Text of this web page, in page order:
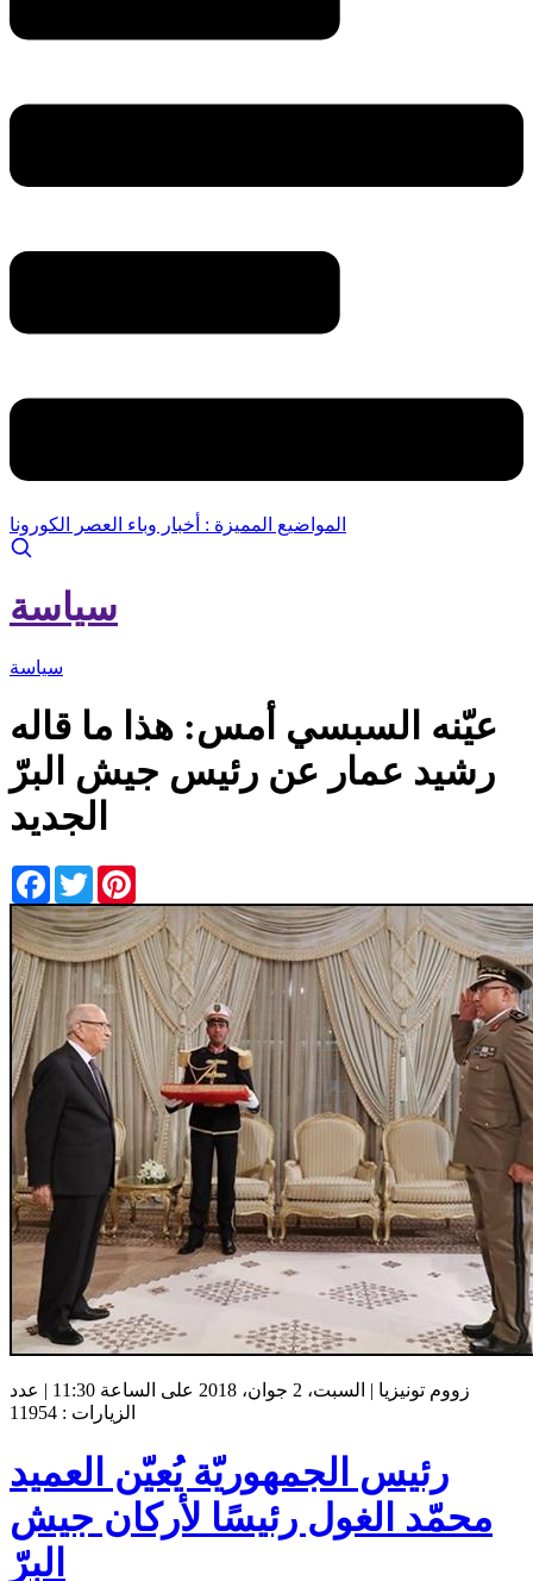
المواضيع المميزة : أخبار وباء العصر الكورونا
سياسة
سياسة
عيّنه السبسي أمس: هذا ما قاله
رشيد عمار عن رئيس جيش البرّ
الجديد
Facebook
Twitter
زووم تونيزيا | السبت، 2 جوان، 2018 على الساعة 11:30 | عدد
الزيارات : 11954
رئيس الجمهوريّة يُعيّن العميد
محمّد الغول رئيسًا لأركان جيش
البرّ